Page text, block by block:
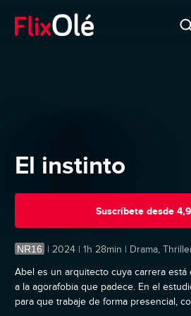
El instinto
Suscríbete desde
NR16 | 2024 | 1h 28min | Drama,
Abel es un arquitecto cuya carrera
a la agorafobia que padece. En el
para que trabaje de forma presencial,